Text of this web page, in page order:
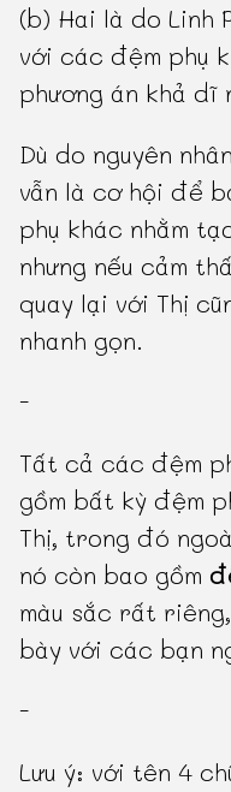
(b) Hai là do Linh
với các đệm phụ
phương án khả dĩ
Dù do nguyên
vẫn là cơ hội để
phụ khác nhằm
nhưng nếu cảm
quay lại với Thị
nhanh gọn.
-
Tất cả các đệm
gồm bất kỳ đệm
Thị, trong đó
nó còn bao gồm
màu sắc rất
bày với các bạn
-
Lưu ý: với tên 4